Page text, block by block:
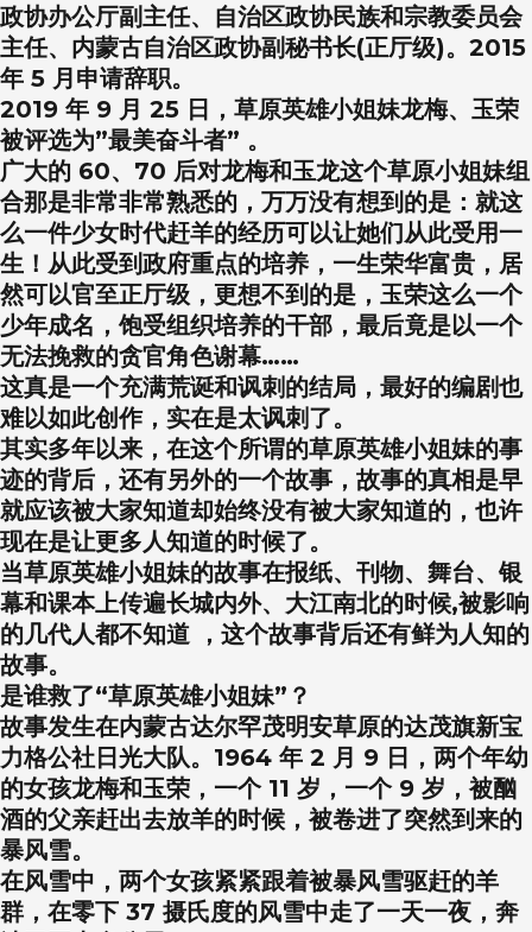
政协办公厅副主任、自治区政协民族和宗教委员会
主任、内蒙古自治区政协副秘书长(正厅级)。2015
年 5 月申请辞职。
2019 年 9 月 25 日，草原英雄小姐妹龙梅、玉荣
被评选为”最美奋斗者” 。
广大的 60、70 后对龙梅和玉龙这个草原小姐妹组
合那是非常非常熟悉的，万万没有想到的是：就这
么一件少女时代赶羊的经历可以让她们从此受用一
生！从此受到政府重点的培养，一生荣华富贵，居
然可以官至正厅级，更想不到的是，玉荣这么一个
少年成名，饱受组织培养的干部，最后竟是以一个
无法挽救的贪官角色谢幕……
这真是一个充满荒诞和讽刺的结局，最好的编剧也
难以如此创作，实在是太讽刺了。
其实多年以来，在这个所谓的草原英雄小姐妹的事
迹的背后，还有另外的一个故事，故事的真相是早
就应该被大家知道却始终没有被大家知道的，也许
现在是让更多人知道的时候了。
当草原英雄小姐妹的故事在报纸、刊物、舞台、银
幕和课本上传遍长城内外、大江南北的时候,被影响
的几代人都不知道 ，这个故事背后还有鲜为人知的
故事。
是谁救了“草原英雄小姐妹”？
故事发生在内蒙古达尔罕茂明安草原的达茂旗新宝
力格公社日光大队。1964 年 2 月 9 日，两个年幼
的女孩龙梅和玉荣，一个 11 岁，一个 9 岁，被酗
酒的父亲赶出去放羊的时候，被卷进了突然到来的
暴风雪。
在风雪中，两个女孩紧紧跟着被暴风雪驱赶的羊
群，在零下 37 摄氏度的风雪中走了一天一夜，奔